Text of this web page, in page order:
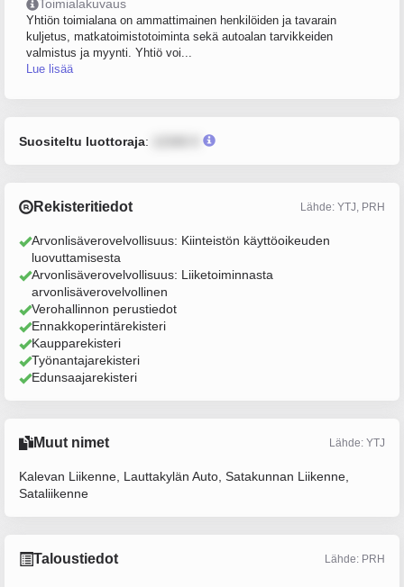
Toimialakuvaus
Yhtiön toimialana on ammattimainen henkilöiden ja tavarain
kuljetus, matkatoimistotoiminta sekä autoalan tarvikkeiden
valmistus ja myynti. Yhtiö voi...
Lue lisää
Suositeltu luottoraja:
Rekisteritiedot Lähde: YTJ, PRH
Arvonlisäverovelvollisuus: Kiinteistön käyttöoikeuden
luovuttamisesta
Arvonlisäverovelvollisuus: Liiketoiminnasta
arvonlisäverovelvollinen
Verohallinnon perustiedot
Ennakkoperintärekisteri
Kaupparekisteri
Työnantajarekisteri
Edunsaajarekisteri
Muut nimet Lähde: YTJ
Kalevan Liikenne, Lauttakylän Auto, Satakunnan Liikenne,
Sataliikenne
Taloustiedot Lähde: PRH